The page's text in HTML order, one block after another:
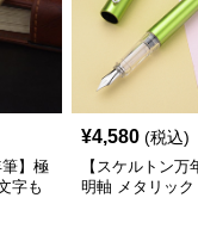
筆】極
字も
¥4,580 (税込)
【スケルトン万
明軸 メタリック